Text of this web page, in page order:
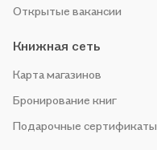
Открытые вакансии
Книжная сеть
Карта магазинов
Бронирование книг
Подарочные сертификаты